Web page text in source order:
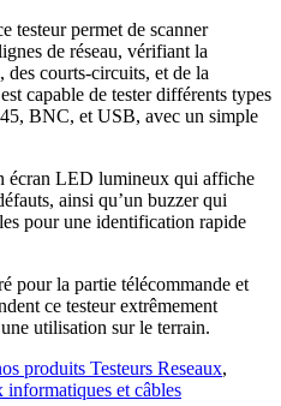
testeur permet de scanner
de réseau, vérifiant la
des courts-circuits, et de la
capable de tester différents types
BNC, et USB, avec un simple
écran LED lumineux qui affiche
ainsi qu’un buzzer qui
pour une identification rapide
pour la partie télécommande et
ce testeur extrêmement
utilisation sur le terrain.
produits Testeurs Reseaux,
informatiques et câbles